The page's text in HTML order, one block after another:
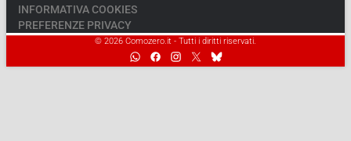
INFORMATIVA COOKIES
PREFERENZE PRIVACY
© 2026 Comozero.it - Tutti i diritti riservati.